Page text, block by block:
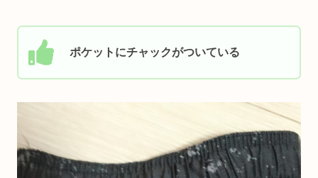
ポケットにチャックがついている